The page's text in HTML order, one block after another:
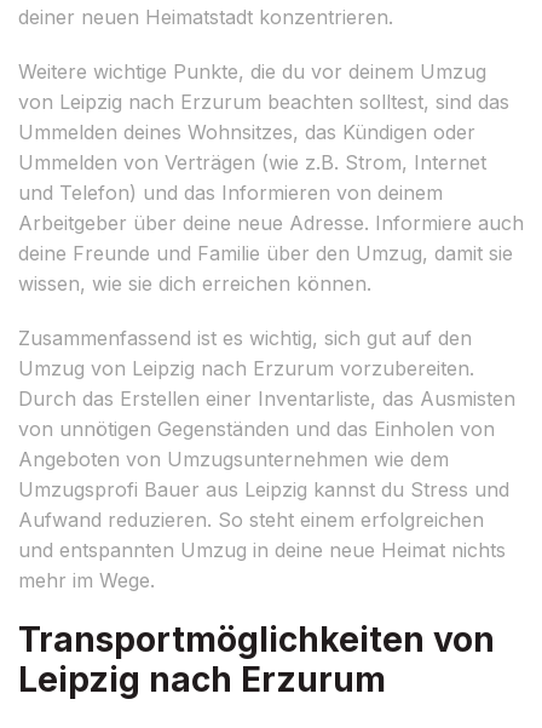
deiner neuen Heimatstadt konzentrieren.
Weitere wichtige Punkte, die du vor deinem Umzug
von Leipzig nach Erzurum beachten solltest, sind das
Ummelden deines Wohnsitzes, das Kündigen oder
Ummelden von Verträgen (wie z.B. Strom, Internet
und Telefon) und das Informieren von deinem
Arbeitgeber über deine neue Adresse. Informiere auch
deine Freunde und Familie über den Umzug, damit sie
wissen, wie sie dich erreichen können.
Zusammenfassend ist es wichtig, sich gut auf den
Umzug von Leipzig nach Erzurum vorzubereiten.
Durch das Erstellen einer Inventarliste, das Ausmisten
von unnötigen Gegenständen und das Einholen von
Angeboten von Umzugsunternehmen wie dem
Umzugsprofi Bauer aus Leipzig kannst du Stress und
Aufwand reduzieren. So steht einem erfolgreichen
und entspannten Umzug in deine neue Heimat nichts
mehr im Wege.
Transportmöglichkeiten von
Leipzig nach Erzurum